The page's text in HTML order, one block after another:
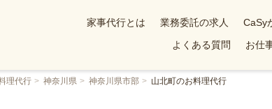
家事代行とは 業務委託の求人 CaSy
よくある質問
お仕
理代行 神奈川県 神奈川県市部 山北町のお料理代行